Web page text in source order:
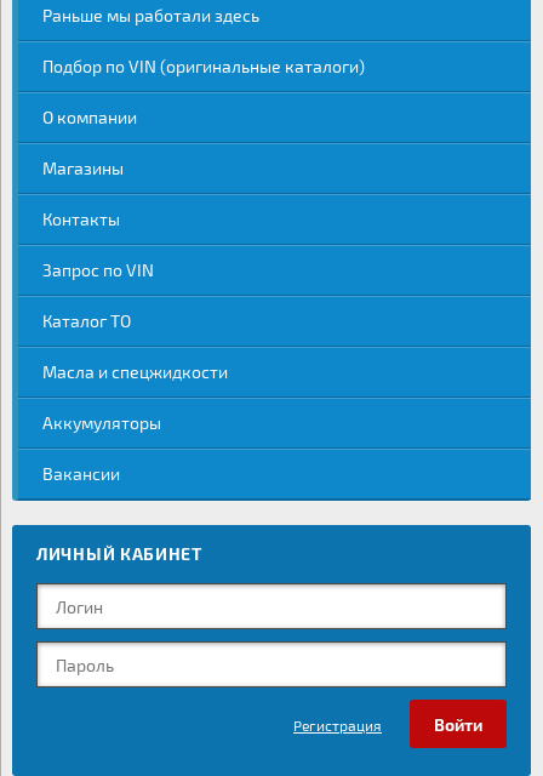
Раньше мы работали здесь
Подбор по VIN (оригинальные каталоги)
О компании
Магазины
Контакты
Запрос по VIN
Каталог ТО
Масла и спецжидкости
Аккумуляторы
Вакансии
ЛИЧНЫЙ КАБИНЕТ
Регистрация